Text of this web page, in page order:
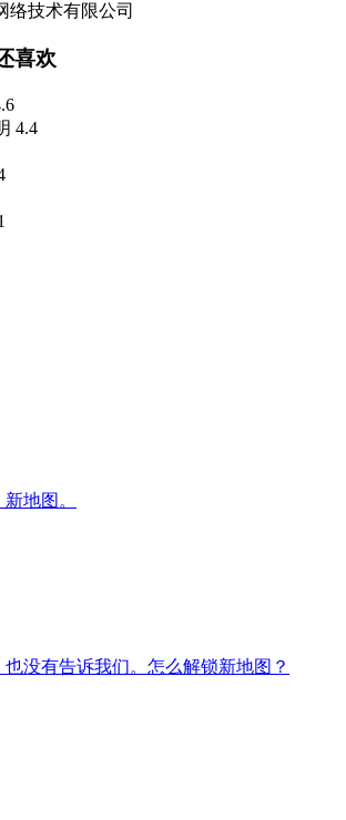
络技术有限公司
喜欢
4.4
地图。
没有告诉我们。怎么解锁新地图？